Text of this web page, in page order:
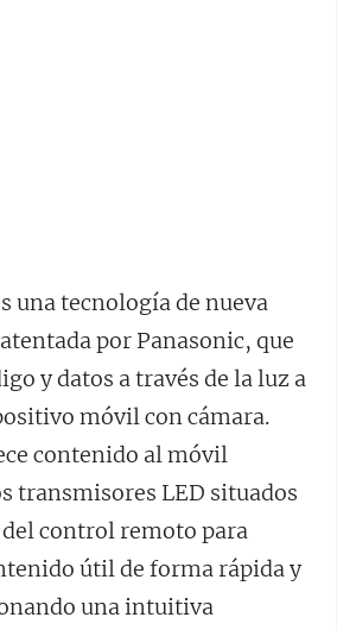
una tecnología de nueva
por Panasonic, que
y datos a través de la luz a
móvil con cámara.
contenido al móvil
transmisores LED situados
control remoto para
útil de forma rápida y
una intuitiva